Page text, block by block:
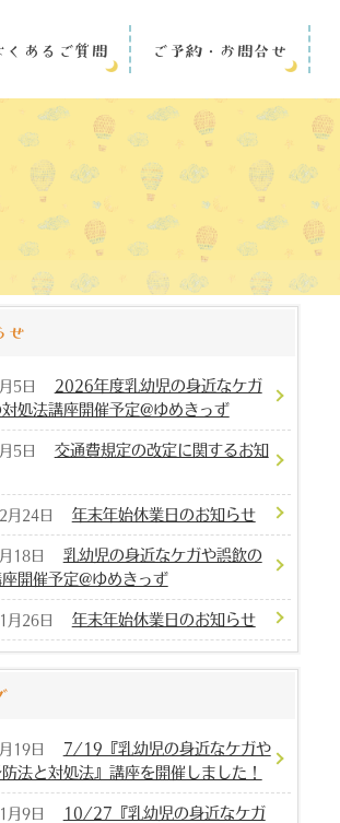
くあるご質問 ご予約・お問合せ
せ
5日
2026年度乳幼児の身近なケガ
処法講座開催予定@ゆめきっず
5日
交通費規定の改定に関するお知
月24日 年末年始休業日のお知らせ
18日
乳幼児の身近なケガや誤飲の
開催予定@ゆめきっず
月26日 年末年始休業日のお知らせ
19日
7/19『乳幼児の身近なケガや
法と対処法』講座を開催しました！
月9日
10/27『乳幼児の身近なケガ